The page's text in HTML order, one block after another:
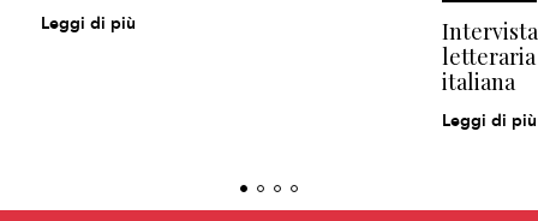
Leggi di più
italiana
Leggi di più